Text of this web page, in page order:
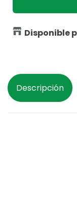
Universal
Para
Disponible
Descripción